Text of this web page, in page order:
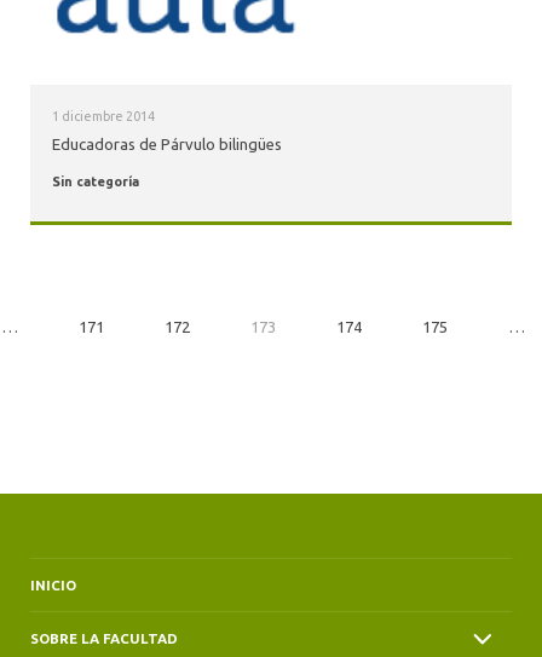
1 diciembre 2014
Educadoras de Párvulo bilingües
Sin categoría
171 172 173 174 175
INICIO
SOBRE LA FACULTAD